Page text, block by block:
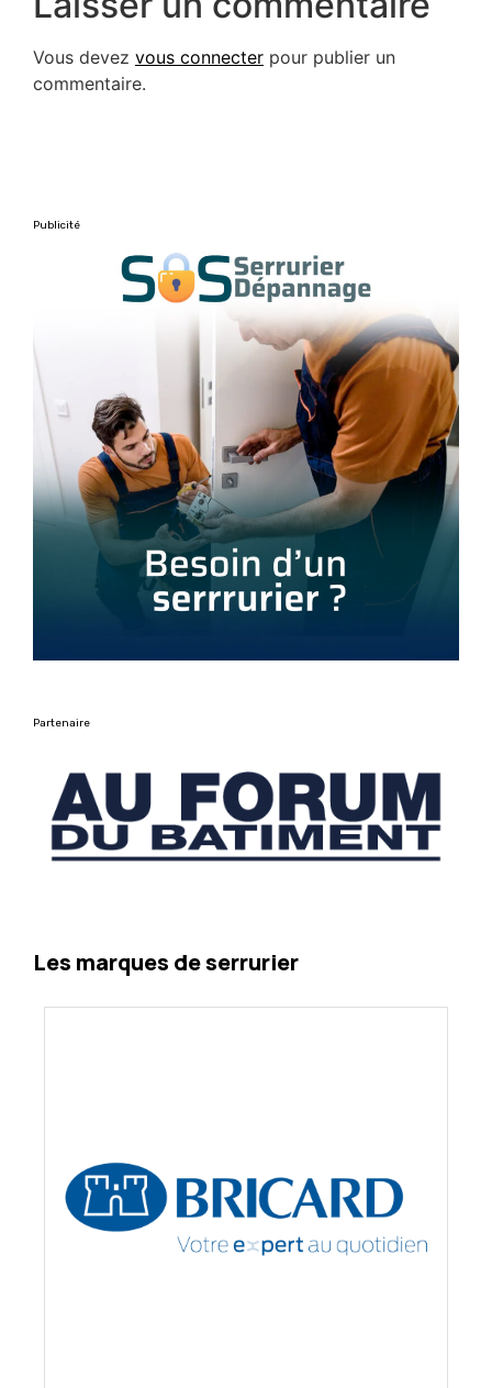
Vous devez vous connecter pour publier un
commentaire.
Publicité
Partenaire
Les marques de serrurier